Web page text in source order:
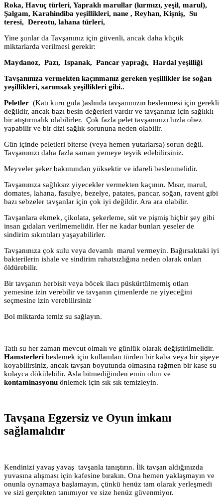
Roka, Havuç türleri, Yapraklı marullar (kırmızı, yeşil, marul),
Şalgam, Karahindiba yeşillikleri, nane , Reyhan, Kişniş, Su
teresi, Dereotu, lahana türleri,
Yine şunlar da Tavşanınız için güvenli, ancak daha küçük
miktarlarda verilmesi gerekir:
Maydanoz, Pazı, Ispanak, Pancar yaprağı, Hardal yeşilliği
Tavşanınıza vermekten kaçınmanız gereken yeşillikler ise soğan
yeşillikleri, sarımsak yeşillikleri gibi..
Peletler (Katı kuru gıda )aslında tavşanınızın beslenmesi için gerekli
değildir, ancak bazı besin değerleri vardır ve tavşanınız için sağlıklı
bir atıştırmalık olabilirler. Çok fazla pelet tavşanınızı hızla obez
yapabilir ve bir dizi sağlık sorununa neden olabilir.
Gün içinde peletleri biterse (veya hemen yutarlarsa) sorun değil.
Tavşanınızı daha fazla saman yemeye teşvik edebilirsiniz.
Meyveler şeker bakımından yüksektir ve idareli beslenmelidir.
Tavşanınıza sağlıksız yiyecekler vermekten kaçının. Mısır, marul,
domates, lahana, fasulye, bezelye, patates, pancar, soğan, ravent gibi
bazı sebzeler tavşanlar için çok iyi değildir. Ara ara olabilir.
Tavşanlara ekmek, çikolata, şekerleme, süt ve pişmiş hiçbir şey gibi
insan gıdaları verilmemelidir. Her ne kadar bunları yeseler de
sindirim sıkıntıları yaşayabilirler.
Tavşanınıza çok sulu veya devamlı marul vermeyin. Bağırsaktaki iyi
bakterilerin ishale ve sindirim rahatsızlığına neden olarak onları
öldürebilir.
Bir tavşanın herbisit veya böcek ilacı püskürtülmemiş otları
yemesine izin verebilir ve tavşanın çimenlerde ne yiyeceğini
seçmesine izin verebilirsiniz
Bol miktarda temiz su sağlayın.
Tatlı su her zaman mevcut olmalı ve günlük olarak değiştirilmelidir.
Hamsterleri beslemek için kullanılan türden bir kaba veya bir şişeye
koyabilirsiniz, ancak tavşan boyutunda olmasına rağmen bir kase su
kolayca dökülebilir. Asla bitmediğinden emin olun ve
kontaminasyonu önlemek için sık sık temizleyin.
Tavşana Egzersiz ve Oyun imkanı
sağlamalıdır
Kendinizi yavaş yavaş tavşanla tanıştırın. İlk tavşan aldığınızda
yuvasına alışması için kafesine bırakın. Ona hemen yaklaşmayın ve
onunla oynamaya başlamayın, çünkü henüz tam olarak yerleşmedi
ve sizi gerçekten tanımıyor ve size henüz güvenmiyor.